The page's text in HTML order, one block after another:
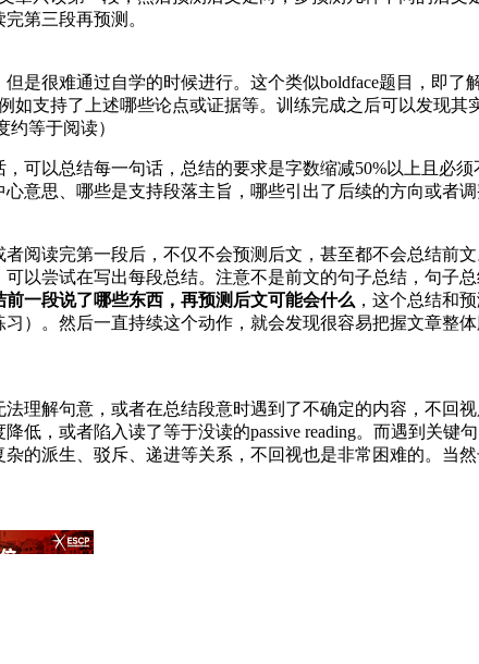
第三段再预测。
是很难通过自学的时候进行。这个类似boldface题目，即
支持了上述哪些论点或证据等。训练完成之后可以发现其
约等于阅读）
可以总结每一句话，总结的要求是字数缩减50%以上且必
意思、哪些是支持段落主旨，哪些引出了后续的方向或者调
阅读完第一段后，不仅不会预测后文，甚至都不会总结前
以尝试在写出每段总结。注意不是前文的句子总结，句子
一段说了哪些东西，再预测后文可能会什么 ，这个总结和
）。然后一直持续这个动作，就会发现很容易把握文章整
理解句意，或者在总结段意时遇到了不确定的内容，不回
低，或者陷入读了等于没读的passive reading。而遇到关
的派生、驳斥、递进等关系，不回视也是非常困难的。当